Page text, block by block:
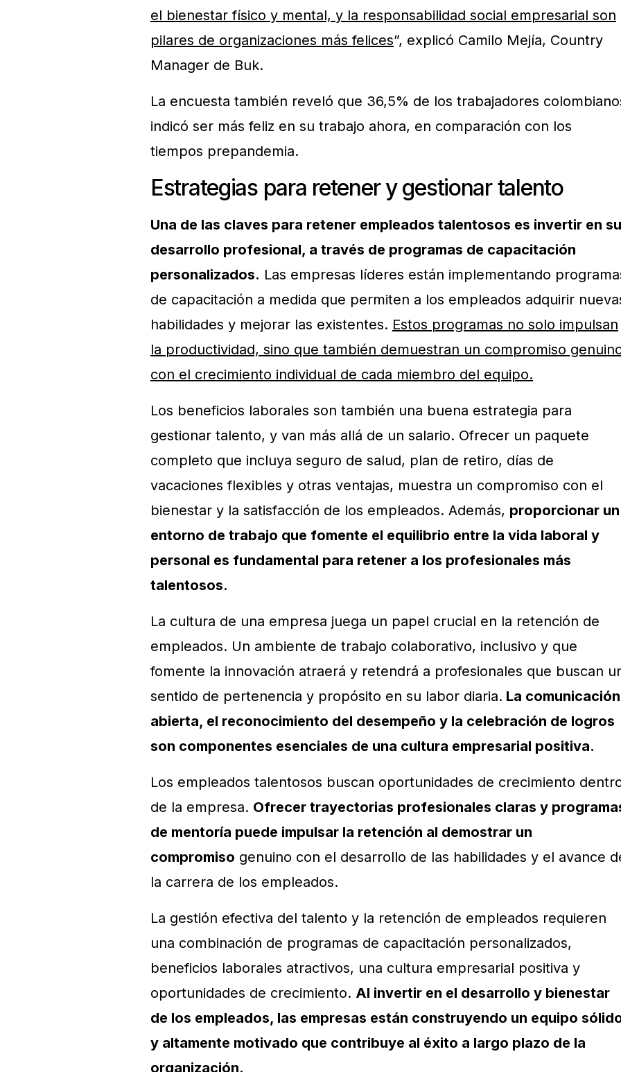
el bienestar físico y mental, y la responsabilidad social empresarial son
pilares de organizaciones más felices”, explicó Camilo Mejía, Country
Manager de Buk.
La encuesta también reveló que 36,5% de los trabajadores
indicó ser más feliz en su trabajo ahora, en comparación con los
tiempos prepandemia.
Estrategias para retener y gestionar talento
Una de las claves para retener empleados talentosos es invertir en su
desarrollo profesional, a través de programas de capacitación
personalizados. Las empresas líderes están implementando
de capacitación a medida que permiten a los empleados adquirir
habilidades y mejorar las existentes. Estos programas no solo impulsan
la productividad, sino que también demuestran un compromiso
con el crecimiento individual de cada miembro del equipo.
Los beneficios laborales son también una buena estrategia para
gestionar talento, y van más allá de un salario. Ofrecer un paquete
completo que incluya seguro de salud, plan de retiro, días de
vacaciones flexibles y otras ventajas, muestra un compromiso con el
bienestar y la satisfacción de los empleados. Además, proporcionar un
entorno de trabajo que fomente el equilibrio entre la vida laboral y
personal es fundamental para retener a los profesionales más
talentosos.
La cultura de una empresa juega un papel crucial en la retención de
empleados. Un ambiente de trabajo colaborativo, inclusivo y que
fomente la innovación atraerá y retendrá a profesionales que buscan
sentido de pertenencia y propósito en su labor diaria. La comunicación
abierta, el reconocimiento del desempeño y la celebración de logros
son componentes esenciales de una cultura empresarial positiva.
Los empleados talentosos buscan oportunidades de crecimiento
de la empresa. Ofrecer trayectorias profesionales claras y
de mentoría puede impulsar la retención al demostrar un
compromiso genuino con el desarrollo de las habilidades y el avance
la carrera de los empleados.
La gestión efectiva del talento y la retención de empleados requieren
una combinación de programas de capacitación personalizados,
beneficios laborales atractivos, una cultura empresarial positiva y
oportunidades de crecimiento. Al invertir en el desarrollo y bienestar
de los empleados, las empresas están construyendo un equipo
y altamente motivado que contribuye al éxito a largo plazo de la
organización.